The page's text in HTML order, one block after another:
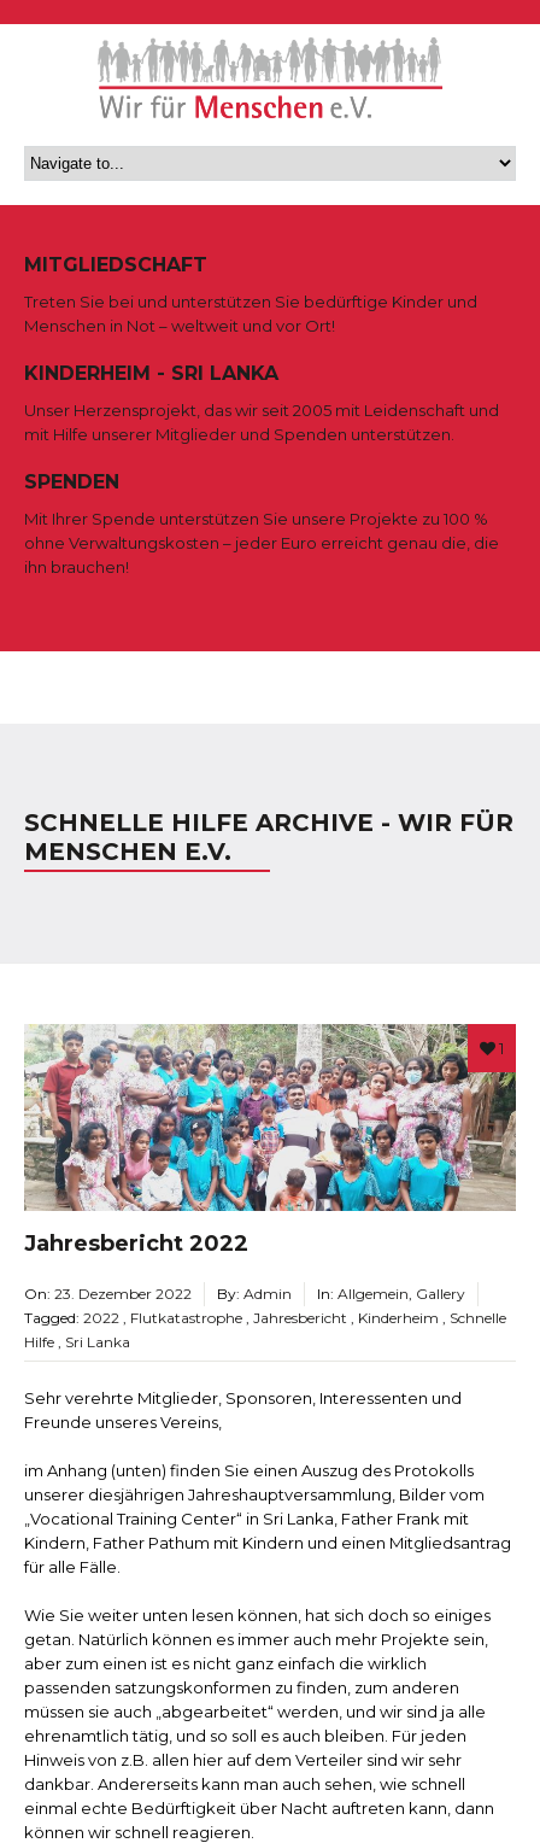
MITGLIEDSCHAFT
Treten Sie bei und unterstützen Sie bedürftige Kinder und
Menschen in Not – weltweit und vor Ort!
KINDERHEIM - SRI LANKA
Unser Herzensprojekt, das wir seit 2005 mit Leidenschaft und
mit Hilfe unserer Mitglieder und Spenden unterstützen.
SPENDEN
Mit Ihrer Spende unterstützen Sie unsere Projekte zu 100 %
ohne Verwaltungskosten – jeder Euro erreicht genau die, die
ihn brauchen!
SCHNELLE HILFE ARCHIVE - WIR FÜR
MENSCHEN E.V.
1
Jahresbericht 2022
On: 23. Dezember 2022 By: Admin In: Allgemein Gallery
Tagged: 2022 Flutkatastrophe Jahresbericht Kinderheim
Schnelle
Hilfe
Sri Lanka
Sehr verehrte Mitglieder, Sponsoren, Interessenten und
Freunde unseres Vereins,
im Anhang (unten) finden Sie einen Auszug des Protokolls
unserer diesjährigen Jahreshauptversammlung, Bilder vom
„Vocational Training Center“ in Sri Lanka, Father Frank mit
Kindern, Father Pathum mit Kindern und einen Mitgliedsantrag
für alle Fälle.
Wie Sie weiter unten lesen können, hat sich doch so einiges
getan. Natürlich können es immer auch mehr Projekte sein,
aber zum einen ist es nicht ganz einfach die wirklich
passenden satzungskonformen zu finden, zum anderen
müssen sie auch „abgearbeitet“ werden, und wir sind ja alle
ehrenamtlich tätig, und so soll es auch bleiben. Für jeden
Hinweis von z.B. allen hier auf dem Verteiler sind wir sehr
dankbar. Andererseits kann man auch sehen, wie schnell
einmal echte Bedürftigkeit über Nacht auftreten kann, dann
können wir schnell reagieren.